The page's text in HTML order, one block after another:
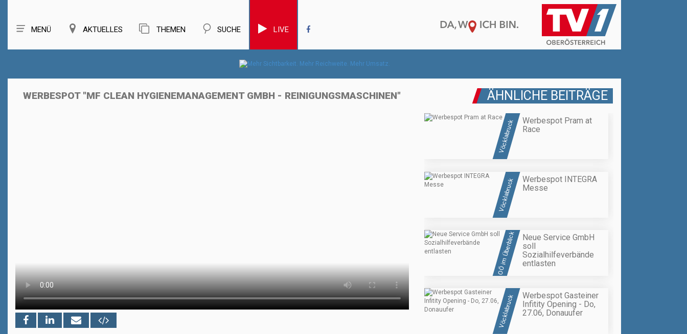
MENÜ AKTUELLES THEMEN SUCHE LIVE
WERBESPOT "MF CLEAN HYGIENEMANAGEMENT GMBH - REINIGUNGSMASCHINEN" ÄHNLICHE BEITRÄGE
Vöcklabruck
Werbespot Pram at
Race
Vöcklabruck
Werbespot INTEGRA
Messe
OÖ im Überblick
Neue Service GmbH
soll
Sozialhilfeverbände
entlasten
Vöcklabruck
Werbespot Gasteiner
Infitity Opening - Do,
27.06, Donauufer